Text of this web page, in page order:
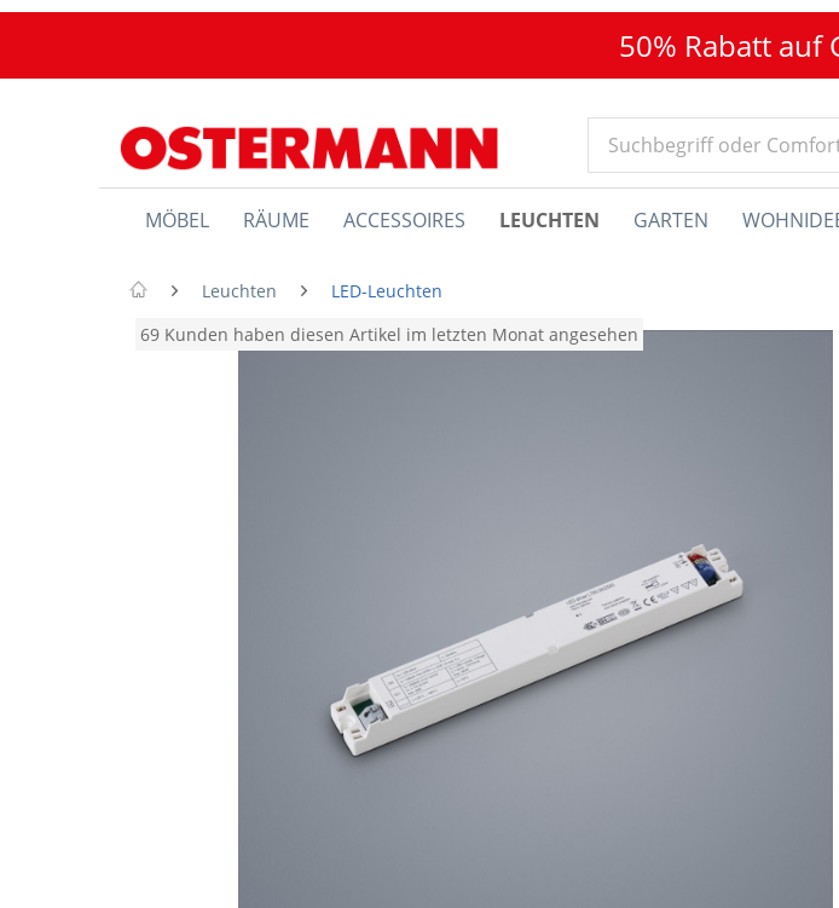
50% Rabatt auf
MÖBEL RÄUME ACCESSOIRES LEUCHTEN GARTEN
Leuchten
LED-Leuchten
69 Kunden haben diesen Artikel im letzten Monat angesehen